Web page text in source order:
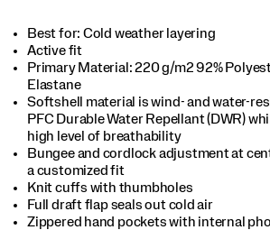
Best for: Cold weather layering
Active fit
Primary Material: 220 g/m2 92%
Elastane
Softshell material is wind- and water-
PFC Durable Water Repellant (DWR)
high level of breathability
Bungee and cordlock adjustment at
a customized fit
Knit cuffs with thumbholes
Full draft flap seals out cold air
Zippered hand pockets with internal